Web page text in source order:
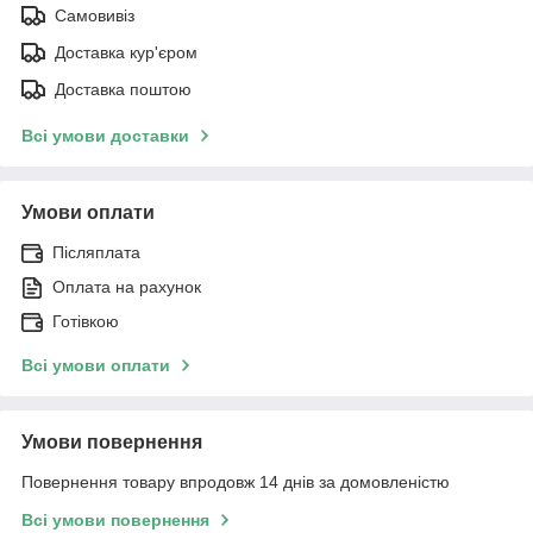
Самовивіз
Доставка кур'єром
Доставка поштою
Всі умови доставки
Умови оплати
Післяплата
Оплата на рахунок
Готівкою
Всі умови оплати
Умови повернення
Повернення товару впродовж 14 днів за домовленістю
Всі умови повернення